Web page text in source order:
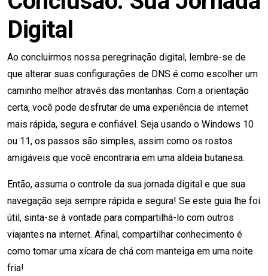
Digital
Ao concluirmos nossa peregrinação digital, lembre-se de
que alterar suas configurações de DNS é como escolher um
caminho melhor através das montanhas. Com a orientação
certa, você pode desfrutar de uma experiência de internet
mais rápida, segura e confiável. Seja usando o Windows 10
ou 11, os passos são simples, assim como os rostos
amigáveis que você encontraria em uma aldeia butanesa.
Então, assuma o controle da sua jornada digital e que sua
navegação seja sempre rápida e segura! Se este guia lhe foi
útil, sinta-se à vontade para compartilhá-lo com outros
viajantes na internet. Afinal, compartilhar conhecimento é
como tomar uma xícara de chá com manteiga em uma noite
fria!